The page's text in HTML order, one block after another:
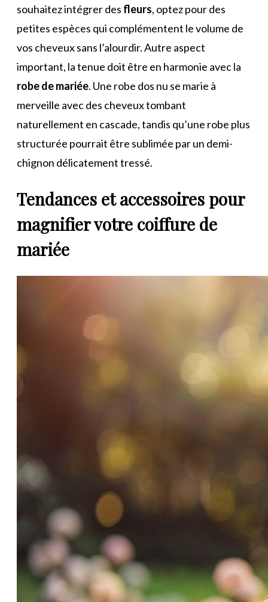
souhaitez intégrer des fleurs, optez pour des
petites espèces qui complémentent le volume de
vos cheveux sans l’alourdir. Autre aspect
important, la tenue doit être en harmonie avec la
robe de mariée. Une robe dos nu se marie à
merveille avec des cheveux tombant
naturellement en cascade, tandis qu’une robe plus
structurée pourrait être sublimée par un demi-
chignon délicatement tressé.
Tendances et accessoires pour
magnifier votre coiffure de
mariée